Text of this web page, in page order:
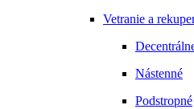
Vetranie a
Nástenné
Podstropné